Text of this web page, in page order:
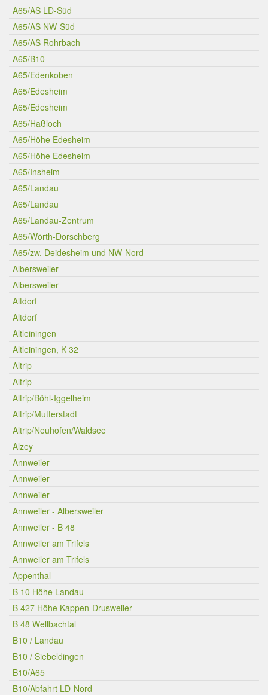
A65/AS LD-Süd
A65/AS NW-Süd
A65/AS Rohrbach
A65/B10
A65/Edenkoben
A65/Edesheim
A65/Edesheim
A65/Haßloch
A65/Höhe Edesheim
A65/Höhe Edesheim
A65/Insheim
A65/Landau
A65/Landau
A65/Landau-Zentrum
A65/Wörth-Dorschberg
A65/zw. Deidesheim und NW-Nord
Albersweiler
Albersweiler
Altdorf
Altdorf
Altleiningen
Altleiningen, K 32
Altrip
Altrip
Altrip/Böhl-Iggelheim
Altrip/Mutterstadt
Altrip/Neuhofen/Waldsee
Alzey
Annweiler
Annweiler
Annweiler
Annweiler - Albersweiler
Annweiler - B 48
Annweiler am Trifels
Annweiler am Trifels
Appenthal
B 10 Höhe Landau
B 427 Höhe Kappen-Drusweiler
B 48 Wellbachtal
B10 / Landau
B10 / Siebeldingen
B10/A65
B10/Abfahrt LD-Nord